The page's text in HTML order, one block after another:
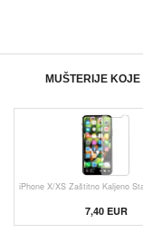
MUŠTERIJE
iPhone X/XS Zaštitno Kaljeno
7,40 EUR